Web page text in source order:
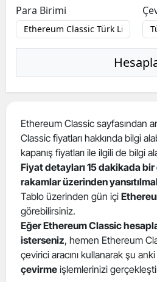
Para Birimi
Ethereum Classic sayfasından
Classic fiyatları hakkında bilgi
kapanış fiyatları ile ilgili de bilgi
Fiyat detayları 15 dakikada
rakamlar üzerinden
Tablo üzerinden gün içi
görebilirsiniz.
Eğer Ethereum Classic
isterseniz, hemen Ethereum
çevirici aracını kullanarak şu
çevirme işlemlerinizi